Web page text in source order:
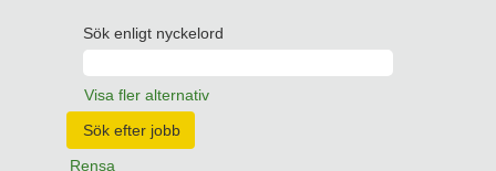
Sök enligt nyckelord
Visa fler alternativ
Rensa